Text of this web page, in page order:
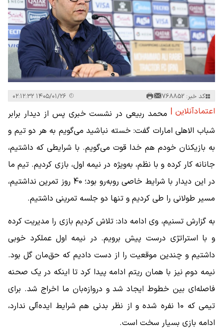
کد خبر: 768852
اعتمادآنلاین | محمد ربیعی در نشست خبری پس از دیدار برابر
شباب الاهلی امارات گفت: خسته نباشید می‌گویم به هر دو تیم و
به بازیکنان خودم هم خدا قوت می‌گویم. با شرایطی که داشتیم،
جانانه کار کرده و با نظم، به‌ویژه در نیمه اول، بازی کردیم. تیم ما
در این دیدار با شرایط خاصی روبه‌رو بود؛ 40 روز تمرین نداشتیم،
مسیر طولانی را طی کردیم و تنها دو جلسه تمرینی داشتیم.
به گزارش تسنیم، وی ادامه داد: تلاش کردیم بازی را مدیریت کرده
و با استراتژی درست پیش برویم. در نیمه اول عملکرد خوبی
داشتیم و چندین موقعیت را از دست دادیم که حق‌مان گل بود.
نیمه دوم نیز با همان ریتم ادامه پیدا کرد تا اینکه در یک صحنه
فاصله‌ای بین خطوط ایجاد شد و دروازه‌بان ما اخراج شد. برای
تیمی که 10 نفره شده و از نظر بدنی هم شرایط ایده‌آلی ندارد،
ادامه بازی بسیار سخت است.